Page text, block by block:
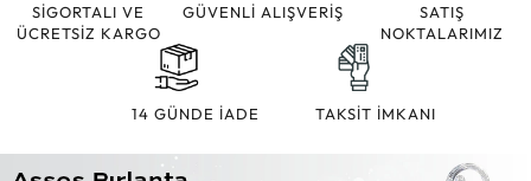
SİGORTALI VE
ÜCRETSİZ KARGO
GÜVENLİ ALIŞVERİŞ
SATIŞ
NOKTALARIMIZ
14 GÜNDE İADE TAKSİT İMKANI